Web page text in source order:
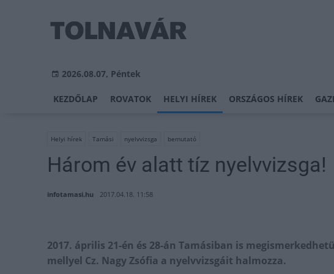
2026.08.07, Péntek
KEZDŐLAP ROVATOK HELYI HÍREK ORSZÁGOS HÍREK
Helyi hírek Tamási nyelvvizsga bemutató
Három év alatt tíz nyelvvizsga!
infotamasi.hu 2017.04.18. 11:58
2017. április 21-én és 28-án Tamásiban is
mellyel Cz. Nagy Zsófia a nyelvvizsgáit halmozza.